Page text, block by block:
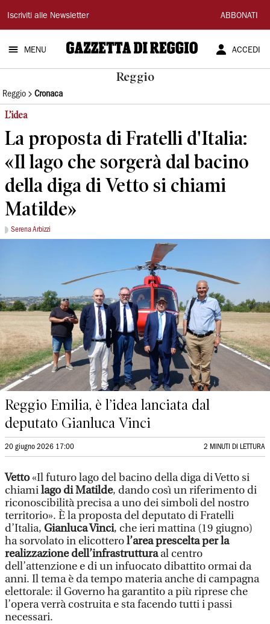
Gazzetta
di
Reggio
Iscriviti alle Newsletter ABBONATI
MENU ACCEDI
Reggio
Reggio Cronaca
L’idea
La proposta di Fratelli d'Italia:
«Il lago che sorgerà dal bacino
della diga di Vetto si chiami
Matilde»
Serena Arbizzi
Reggio Emilia, è l’idea lanciata dal
deputato Gianluca Vinci
20 giugno 2026 17:00 2 MINUTI DI LETTURA
Vetto«Il futuro lago del bacino della diga di Vetto si
chiamilago di Matilde, dando così un riferimento di
riconoscibilità precisa a uno dei simboli del nostro
territorio». È la proposta del deputato di Fratelli
d’Italia, Gianluca Vinci, che ieri mattina (19 giugno)
ha sorvolato in elicotterol’area prescelta per la
realizzazione dell’infrastrutturaal centro
dell’attenzione e di un infuocato dibattito ormai da
anni. Il tema è da tempo materia anche di campagna
elettorale: il Governo ha garantito a più riprese che
l’opera verrà costruita e sta facendo tutti i passi
necessari.